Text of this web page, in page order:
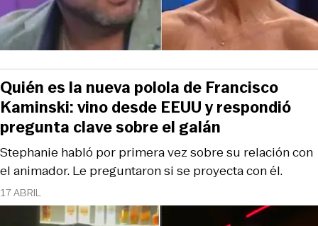
17 ABRIL
Stephanie habló por primera vez sobre su relación con
el animador. Le preguntaron si se proyecta con él.
Quién es la nueva polola de Francisco
Kaminski: vino desde EEUU y respondió
pregunta clave sobre el galán